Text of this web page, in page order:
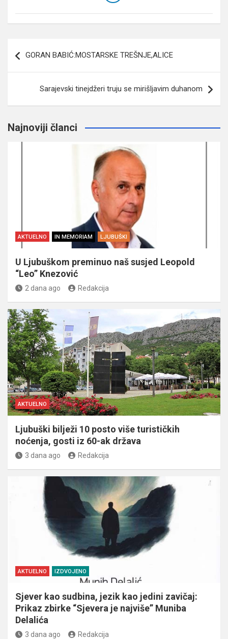
članaka
GORAN BABIĆ:MOSTARSKE TREŠNJE,ALICE
Sarajevski tinejdžeri truju se mirišljavim duhanom
Najnoviji članci
AKTUELNO IN MEMORIAM LJUBUŠKI
U Ljubuškom preminuo naš susjed Leopold
“Leo” Knezović
2 dana ago Redakcija
AKTUELNO
Ljubuški bilježi 10 posto više turističkih
noćenja, gosti iz 60-ak država
3 dana ago Redakcija
AKTUELNO IZDVOJENO
Sjever kao sudbina, jezik kao jedini zavičaj:
Prikaz zbirke “Sjevera je najviše” Muniba
Delalića
3 dana ago Redakcija